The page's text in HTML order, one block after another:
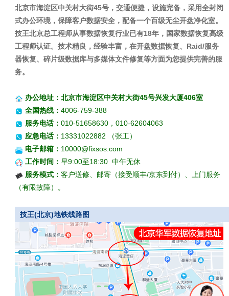
北京市海淀区中关村大街45号，交通便捷，设施完备，采用全封闭
式办公环境，保障客户数据安全，配备一个百级无尘开盘净化室。
技王北京总工程师从事数据恢复行业已有18年，国家数据恢复高级
工程师认证。技术精良，经验丰富，在开盘数据恢复、Raid/服务
器恢复、碎片级数据库与多媒体文件修复等方面为您提供完善的服
务。
办公地址：北京市海淀区中关村大街45号兴发大厦406室
全国热线： 4006-759-388
服务电话： 010-51658630，010-62604063
应急电话： 13331022882 （张工）
电子邮箱： 10000@fixsos.com
工作时间： 早9:00至18:30 中午无休
服务模式： 客户送修、邮寄（接受顺丰/京东到付）、上门服务
（有限故障）。
技王(北京)地铁线路图